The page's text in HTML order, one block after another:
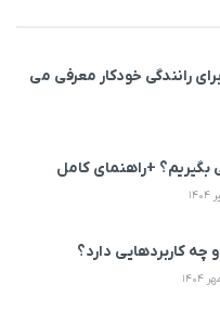
رانندگی خودکار معرفی می
بگیریم؟ +راهنمای کامل